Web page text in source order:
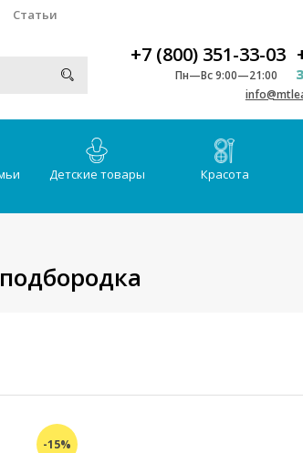
Статьи
+7 (800) 351-33-03
Пн—Вс 9:00—21:00
Детские товары Красота
-15%